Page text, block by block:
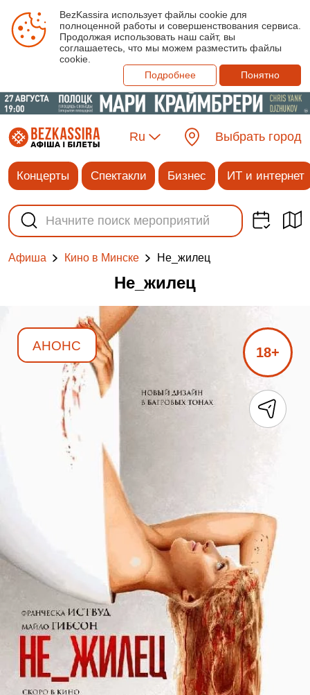
BezKassira использует файлы cookie для
полноценной работы и совершенствования сервиса.
Продолжая использовать наш сайт, вы
соглашаетесь, что мы можем разместить файлы
cookie.
Подробнее
Понятно
Ru Выбрать город
Концерты Спектакли Бизнес ИТ и интернет
Афиша Кино в Минске Не_жилец
Не_жилец
АНОНС 18+